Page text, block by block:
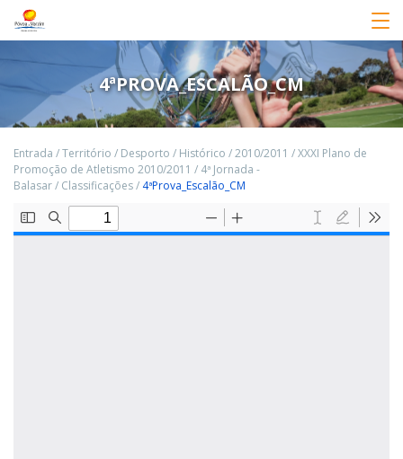
4ªPROVA_ESCALÃO_CM
Entrada /Território / Desporto / Histórico /2010/2011 /XXXI Plano de
Promoção de Atletismo 2010/2011 / 4ª Jornada -
Balasar/ Classificações/ 4ªProva_Escalão_CM